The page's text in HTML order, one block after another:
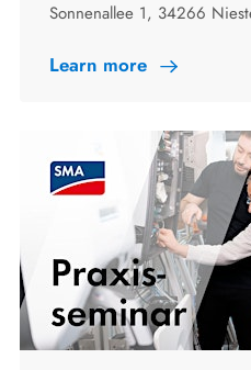
Sonnenallee 1, 34266
Learn more